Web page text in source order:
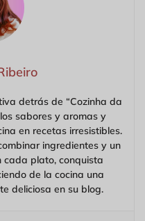
detrás de “Cozinha da
sabores y aromas y
en recetas irresistibles.
ingredientes y un
cada plato, conquista
de la cocina una
deliciosa en su blog.